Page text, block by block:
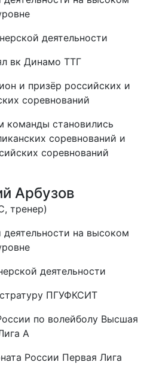
деятельности
вк Динамо ТТГ
и призёр российских и
соревнований
команды становились
соревнований и
соревнований
Арбузов
тренер)
деятельности на высоком
деятельности
ПГУФКСИТ
по волейболу Высшая
А
России Первая Лига